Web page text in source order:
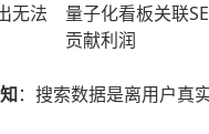
无法
量子化看板关联
贡献利润
：搜索数据是离用户真